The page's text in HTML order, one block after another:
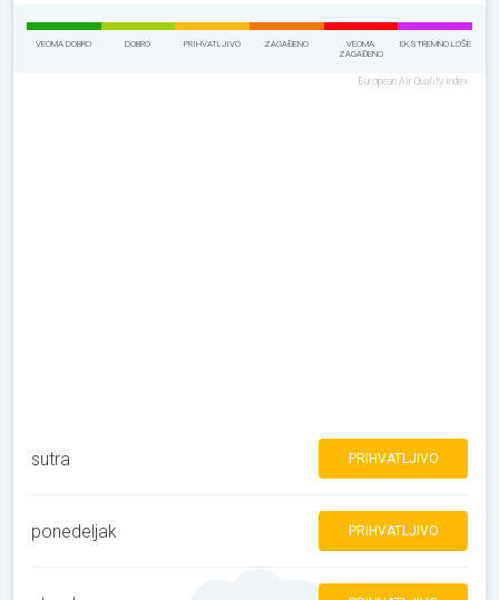
VEOMA DOBRO DOBRO PRIHVATLJIVO ZAGAĐENO
VEOMA
ZAGAĐENO
EKSTREMNO LOŠE
European Air Quality Index
sutra PRIHVATLJIVO
ponedeljak PRIHVATLJIVO